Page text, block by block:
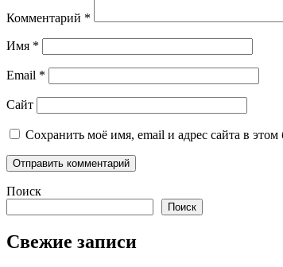
Комментарий *
Имя *
Email *
Сайт
Сохранить моё имя, email и адрес сайта в
Поиск
Поиск
Свежие записи